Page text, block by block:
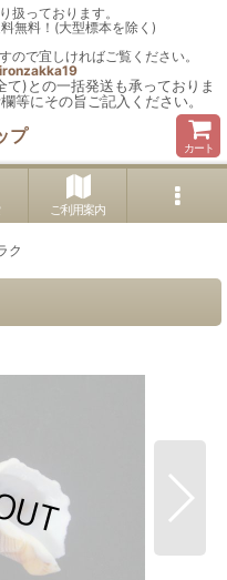
扱っております。
無料！(大型標本を除く)
ので宜しければご覧ください。
)との一括発送も承っておりま
等にその旨ご記入ください。
プ
カート
ご利用案内
ク